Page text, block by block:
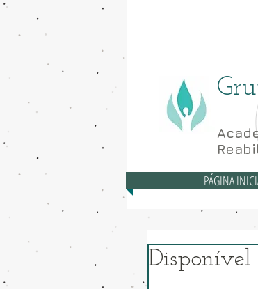
PÁGINA
Disponível